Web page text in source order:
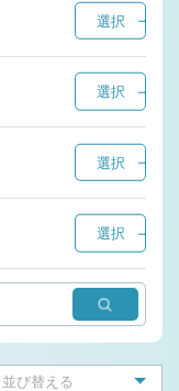
選択
選択
選択
選択